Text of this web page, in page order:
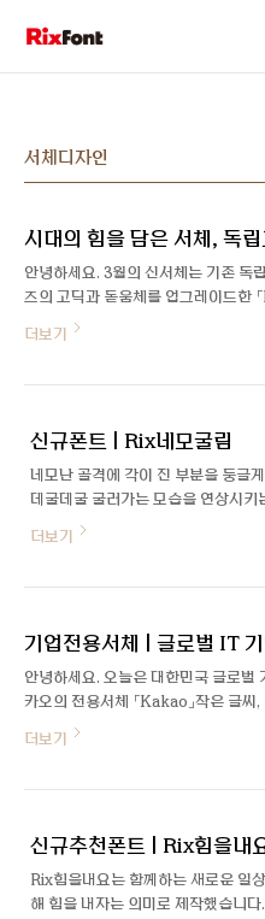
서체디자인
안녕하세요. 3월의 신서체는 기존 독
즈의 고딕과 돋움체를 업그레이드한
립고딕SE」, 「Rix독립돋움SE」입니다.
시리즈는 독립고딕, 돋움 외에도 독립
용도를 높이기 위해 이번에 폰트 업그
자이너를 만나봤습니다🎤 안녕하세요,
었는데 소개 한번 부탁드릴게요! 안녕
으로 처음 인사드리게 된 새싹 디자이
는데, 어떻게 기획하게 되신 폰트인가
립고딕과 독립돋움은 두꺼..
더보기
신규폰트 | Rix네모굴림
네모난 골격에 각이 진 부분을 둥글게
데굴데굴 굴러가는 모습을 연상시키
운 서체입니다. 중심 쪽의 직선적인
바깥쪽으로 갈수록 텐션을 넣어 정돈
더보기
안녕하세요. 오늘은 대한민국 글로벌
카오의 전용서체 「Kakao」작은 글씨,
씨를 소개해 드립니다. 폰트릭스에서
카카오 전용서체는 모바일 및 인터넷
버전으로 제작되었습니다. 어떤 특징
지 살펴볼까요? 카카오스러운 서체,
글씨 카카오 전용서체는 디스플레이
더보기
신규추천폰트 | Rix힘을내
Rix힘을내요는 함께하는 새로운 일
해 힘을 내자는 의미로 제작했습니다